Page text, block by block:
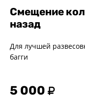
Смещение
назад
Для лучшей
багги
5 000